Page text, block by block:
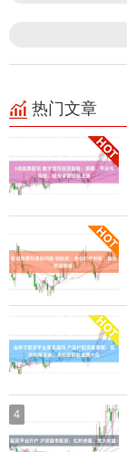
热门文章
4